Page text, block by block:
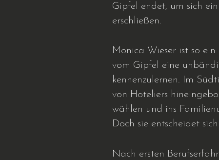
Gipfel endet, um sich
erschließen.
Monica Wieser ist so
vom Gipfel eine
kennenzulernen. Im
von Hoteliers
wählen und ins
Doch sie entscheidet
Nach ersten